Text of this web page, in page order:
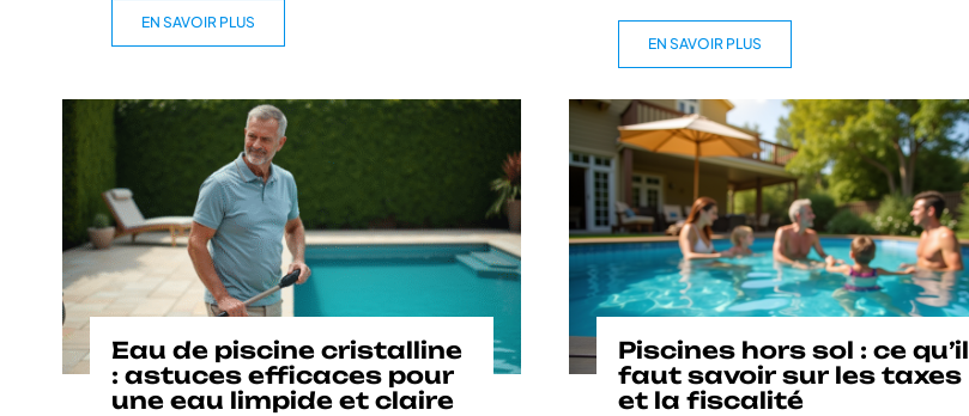
EN SAVOIR PLUS
EN SAVOIR PLUS
Eau de piscine cristalline
: astuces efficaces pour
une eau limpide et claire
Piscines hors sol : ce qu’il
faut savoir sur les taxes
et la fiscalité